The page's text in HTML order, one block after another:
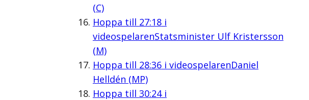
(C)
Hoppa till 27:18i
videospelarenStatsminister Ulf Kristersson
(M)
Hoppa till 28:36i videospelarenDaniel
Helldén (MP)
Hoppa till 30:24i